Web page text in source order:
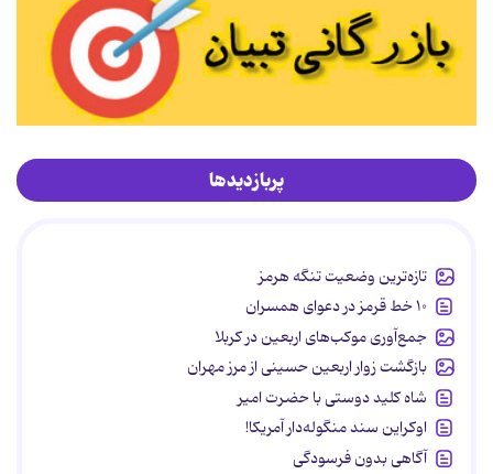
پربازدیدها
تازه‌ترین وضعیت تنگه هرمز
۱۰ خط قرمز در دعوای همسران
جمع‌آوری موکب‌های اربعین در کربلا
بازگشت زوار اربعین حسینی از مرز مهران
شاه کلید دوستی با حضرت امیر
اوکراین سند منگوله‌دار آمریکا!
آگاهی بدون فرسودگی